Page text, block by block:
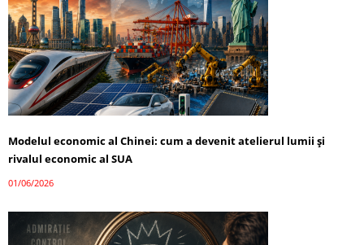
Modelul economic al Chinei: cum a devenit atelierul lumii și
rivalul economic al SUA
01/06/2026